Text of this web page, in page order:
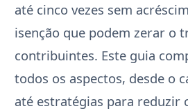
até cinco vezes sem
isenção que podem zerar o
contribuintes. Este guia
todos os aspectos, desde o
até estratégias para reduzir